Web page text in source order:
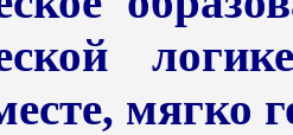
мягко